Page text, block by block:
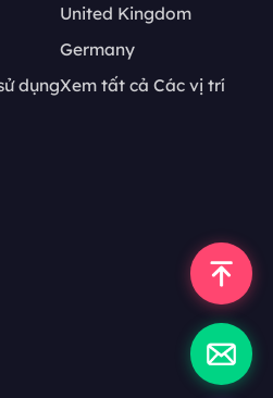
dụng
United Kingdom
Germany
Xem tất cả Các vị trí